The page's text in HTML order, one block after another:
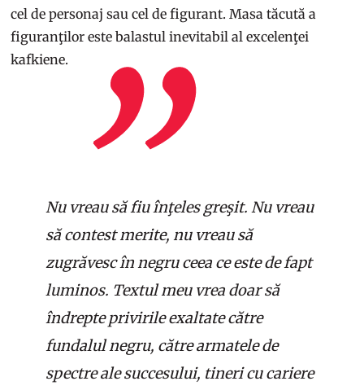
cel de personaj sau cel de figurant. Masa tăcută a
figuranţilor este balastul inevitabil al excelenţei
kafkiene.
Nu vreau să fiu înţeles greşit. Nu vreau
să contest merite, nu vreau să
zugrăvesc în negru ceea ce este de fapt
luminos. Textul meu vrea doar să
îndrepte privirile exaltate către
fundalul negru, către armatele de
spectre ale succesului, tineri cu cariere